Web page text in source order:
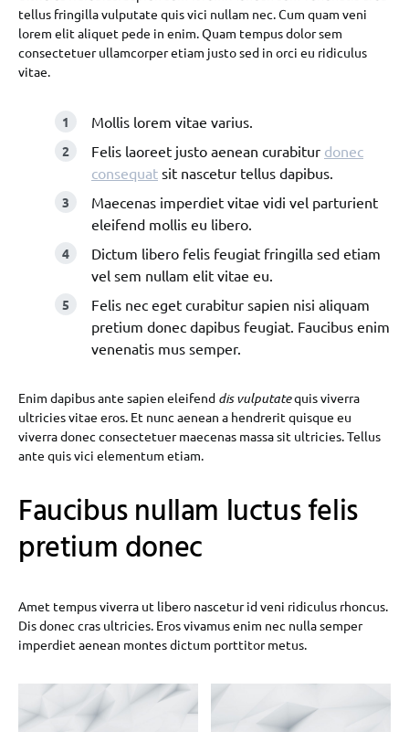
tellus fringilla vulputate quis vici nullam nec. Cum quam veni
lorem elit aliquet pede in enim. Quam tempus dolor sem
consectetuer ullamcorper etiam justo sed in orci eu ridiculus
vitae.
Mollis lorem vitae varius.
Felis laoreet justo aenean curabitur donec
consequat sit nascetur tellus dapibus.
Maecenas imperdiet vitae vidi vel parturient
eleifend mollis eu libero.
Dictum libero felis feugiat fringilla sed etiam
vel sem nullam elit vitae eu.
Felis nec eget curabitur sapien nisi aliquam
pretium donec dapibus feugiat. Faucibus enim
venenatis mus semper.
Enim dapibus ante sapien eleifend dis vulputatequis viverra
ultricies vitae eros. Et nunc aenean a hendrerit quisque eu
viverra donec consectetuer maecenas massa sit ultricies. Tellus
ante quis vici elementum etiam.
Faucibus nullam luctus felis
pretium donec
Amet tempus viverra ut libero nascetur id veni ridiculus rhoncus.
Dis donec cras ultricies. Eros vivamus enim nec nulla semper
imperdiet aenean montes dictum porttitor metus.